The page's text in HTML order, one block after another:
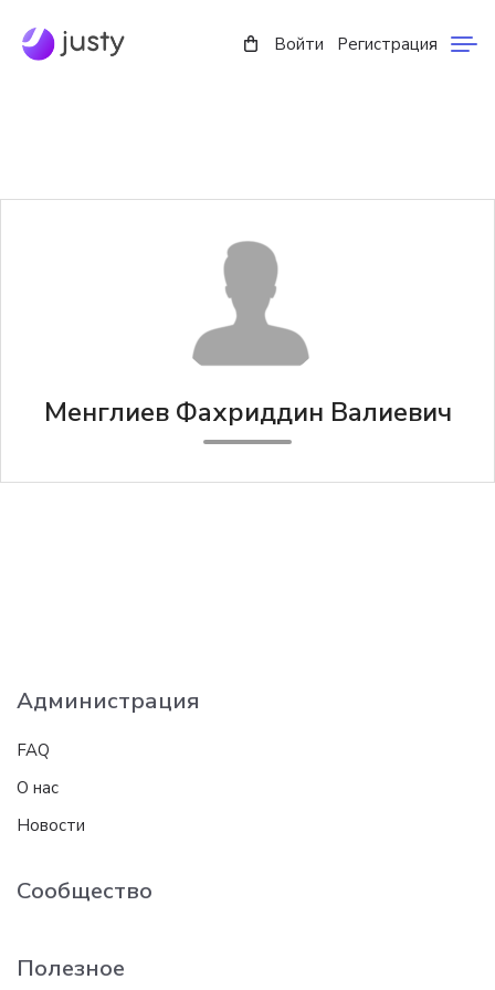
Войти Регистрация
Менглиев Фахриддин Валиевич
Администрация
FAQ
О нас
Новости
Сообщество
Полезное